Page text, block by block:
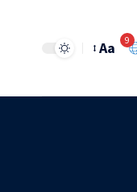
9
Aa